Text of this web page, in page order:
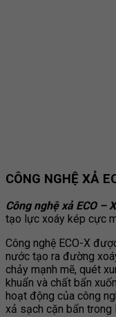
CÔNG NGHỆ XẢ
Công nghệ xả ECO – X
tạo lực xoáy kép cực
Công nghệ ECO-X
nước tạo ra đường
chảy mạnh mẽ, quét
khuẩn và chất bẩn
hoạt động của công
xả sạch cặn bẩn trong